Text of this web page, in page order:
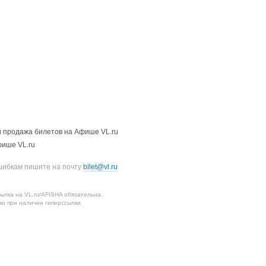
продажа билетов на Афише VL.ru
VL.ru
пишите на почту bilet@vl.ru
на VL.ru/AFISHA обязательна.
при наличии гиперссылки.